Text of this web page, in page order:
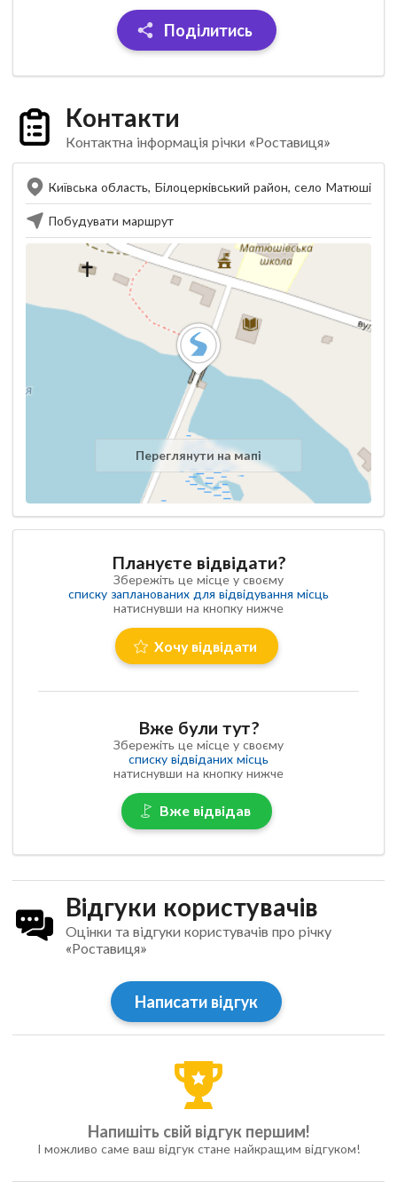
Поділитись
Контакти
Контактна інформація річки «Роставиця»
Київська область, Білоцерківський район, село Матюші
Побудувати маршрут
Переглянути на мапі
Плануєте відвідати?
Збережіть це місце у своєму
списку запланованих для відвідування місць
натиснувши на кнопку нижче
Хочу відвідати
Вже були тут?
Збережіть це місце у своєму
списку відвіданих місць
натиснувши на кнопку нижче
Вже відвідав
Відгуки користувачів
Оцінки та відгуки користувачів про річку
«Роставиця»
Написати відгук
Напишіть свій відгук першим!
І можливо саме ваш відгук стане найкращим відгуком!